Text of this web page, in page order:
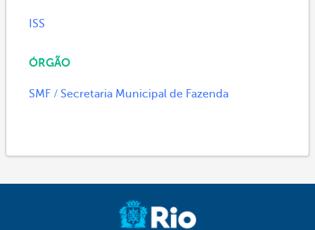
ISS
ÓRGÃO
SMF / Secretaria Municipal de Fazenda